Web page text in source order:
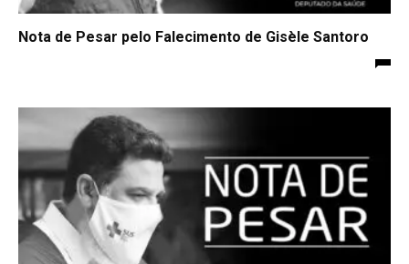
Nota de Pesar pelo Falecimento de Gisèle Santoro